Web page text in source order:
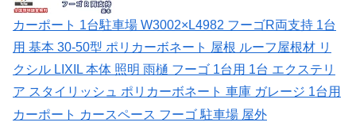
カーポート 1台駐車場 W3002×L4982 フーゴR両支持 1台
用 基本 30-50型 ポリカーボネート 屋根 ルーフ屋根材 リ
クシル LIXIL 本体 照明 雨樋 フーゴ 1台用 1台 エクステリ
ア スタイリッシュ ポリカーボネート 車庫 ガレージ 1台用
カーポート カースペース フーゴ 駐車場 屋外